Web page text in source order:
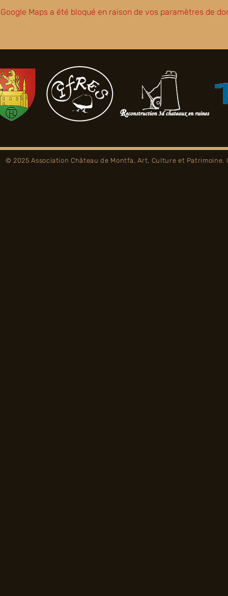
Google Maps a été bloqué en raison de vos paramètres de
© 2025 Association Château de Montfa, Art, Culture et Patrimoine.